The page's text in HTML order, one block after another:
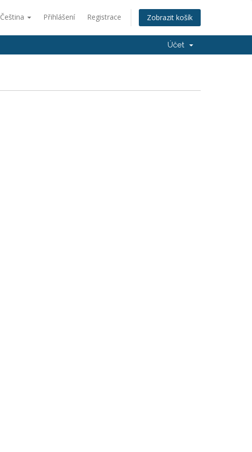
Čeština Přihlášení Registrace Zobrazit košík
Účet